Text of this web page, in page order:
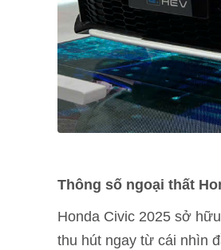
Thông số ngoại thất
Honda Civic 2025 sở
thu hút ngay từ cái nhìn